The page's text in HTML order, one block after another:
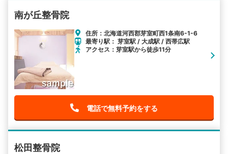
南が丘整骨院
住所：北海道河西郡芽室町西1条南6-1-6
最寄り駅： 芽室駅 / 大成駅 / 西帯広駅
アクセス：芽室駅から徒歩11分
電話で無料予約をする
松田整骨院